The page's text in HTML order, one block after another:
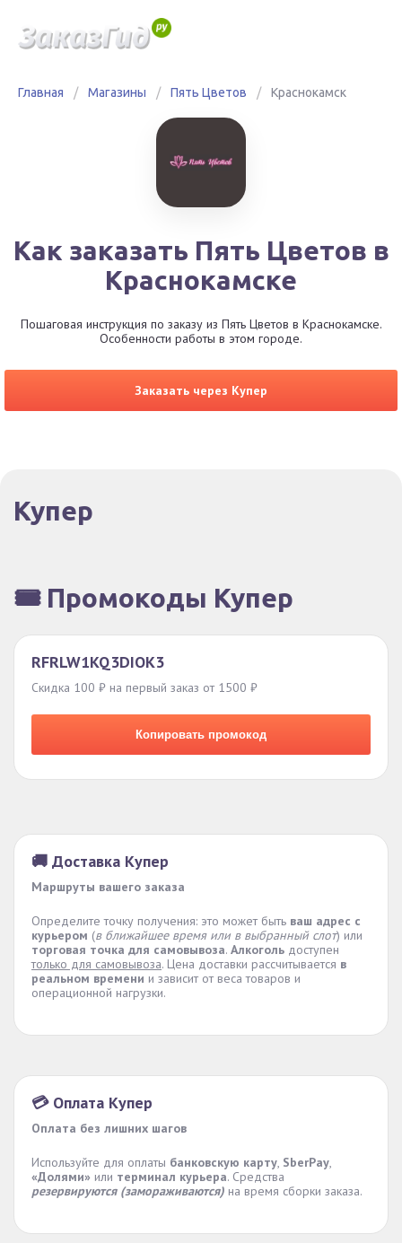
Главная / Магазины / Пять Цветов / Краснокамск
Как заказать Пять Цветов в
Краснокамске
Пошаговая инструкция по заказу из Пять Цветов в Краснокамске.
Особенности работы в этом городе.
Заказать через Купер
Купер
🎟️ Промокоды Купер
RFRLW1KQ3DIOK3
Скидка 100 ₽ на первый заказ от 1500 ₽
Копировать промокод
🚚 Доставка Купер
Маршруты вашего заказа
Определите точку получения: это может быть ваш адрес с
курьером (в ближайшее время или в выбранный слот) или
торговая точка для самовывоза. Алкоголь доступен
только для самовывоза. Цена доставки рассчитывается в
реальном времени и зависит от веса товаров и
операционной нагрузки.
💳 Оплата Купер
Оплата без лишних шагов
Используйте для оплаты банковскую карту, SberPay,
«Долями» или терминал курьера. Средства
резервируются (замораживаются) на время сборки заказа.